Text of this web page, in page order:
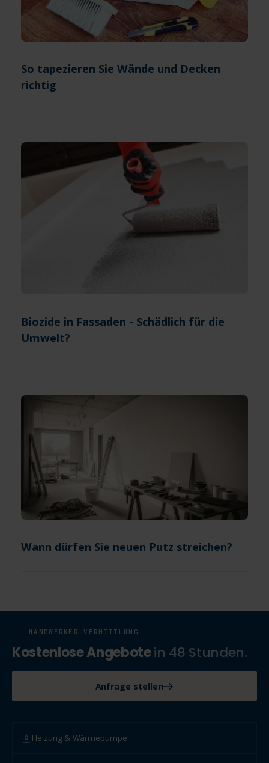
So tapezieren Sie Wände und Decken
richtig
Biozide in Fassaden - Schädlich für die
Umwelt?
Wann dürfen Sie neuen Putz streichen?
HANDWERKER-VERMITTLUNG
Kostenlose Angebotein 48 Stunden.
Anfrage stellen
Heizung & Wärmepumpe